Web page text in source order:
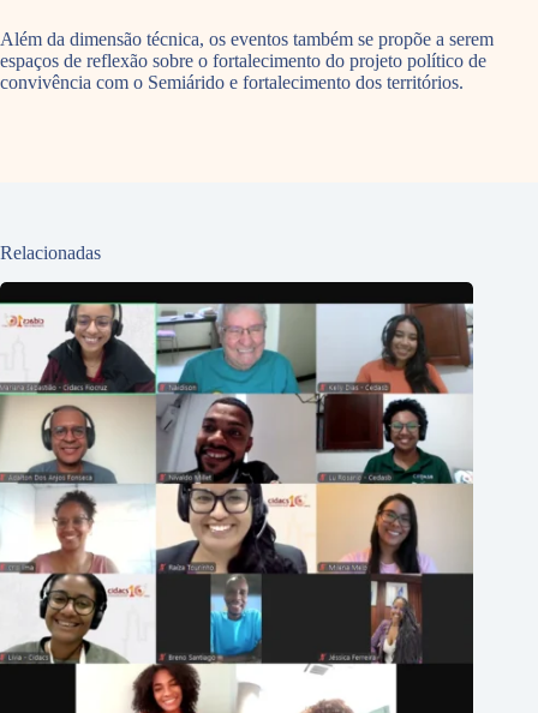
Além da dimensão técnica, os eventos também se propõe a serem
espaços de reflexão sobre o fortalecimento do projeto político de
convivência com o Semiárido e fortalecimento dos territórios.
Relacionadas